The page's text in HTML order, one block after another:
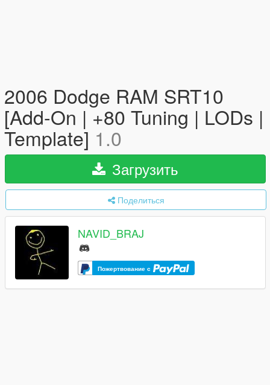
2006 Dodge RAM SRT10
[Add-On | +80 Tuning | LODs |
Template] 1.0
Загрузить
Поделиться
NAVID_BRAJ
Пожертвование с